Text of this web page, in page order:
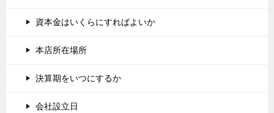
資本金はいくらにすればよいか
本店所在場所
決算期をいつにするか
会社設立日